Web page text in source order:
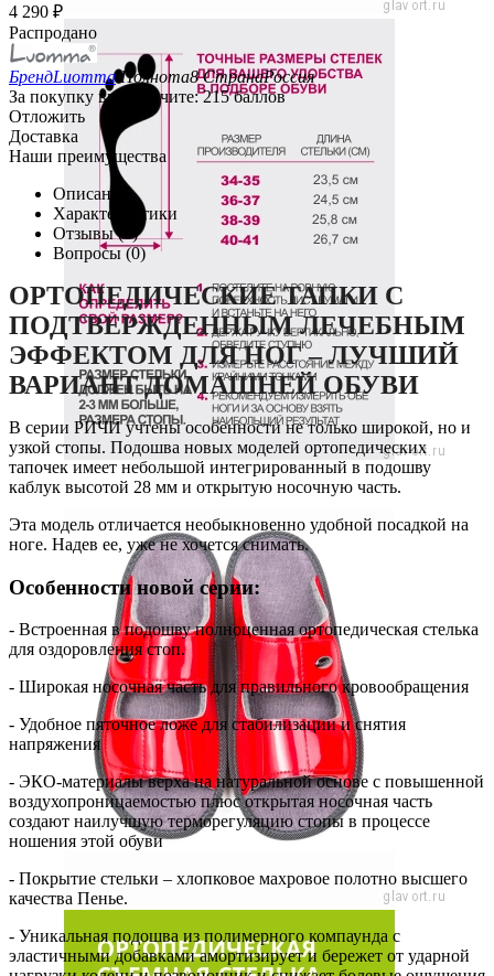
4 290 ₽
Распродано
БрендLuomma Полнота8 СтранаРоссия
За покупку вы получите: 215 баллов
Отложить
Доставка
Наши преимущества
Описание
Характеристики
Отзывы (0)
Вопросы (0)
ОРТОПЕДИЧЕСКИЕ ТАПКИ С
ПОДТВЕРЖДЕННЫМ ЛЕЧЕБНЫМ
ЭФФЕКТОМ ДЛЯ НОГ – ЛУЧШИЙ
ВАРИАНТ ДОМАШНЕЙ ОБУВИ
В серии РИЧИ учтены особенности не только широкой, но и
узкой стопы. Подошва новых моделей ортопедических
тапочек имеет небольшой интегрированный в подошву
каблук высотой 28 мм и открытую носочную часть.
Эта модель отличается необыкновенно удобной посадкой на
ноге. Надев ее, уже не хочется снимать.
Особенности новой серии:
- Встроенная в подошву полноценная ортопедическая стелька
для оздоровления стоп.
- Широкая носочная часть для правильного кровообращения
- Удобное пяточное ложе для стабилизации и снятия
напряжения
- ЭКО-материалы верха на натуральной основе с повышенной
воздухопроницаемостью плюс открытая носочная часть
создают наилучшую терморегуляцию стопы в процессе
ношения этой обуви
- Покрытие стельки – хлопковое махровое полотно высшего
качества Пенье.
- Уникальная подошва из полимерного компаунда с
эластичными добавками амортизирует и бережет от ударной